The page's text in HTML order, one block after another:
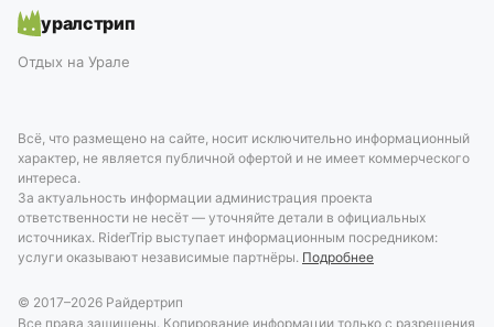
уралстрип
Отдых на Урале
Всё, что размещено на сайте, носит исключительно информационный
характер, не является публичной офертой и не имеет коммерческого
интереса.
За актуальность информации администрация проекта
ответственности не несёт — уточняйте детали в официальных
источниках. RiderTrip выступает информационным посредником:
услуги оказывают независимые партнёры. Подробнее
© 2017–2026 Райдертрип
Все права защищены. Копирование информации только с разрешения